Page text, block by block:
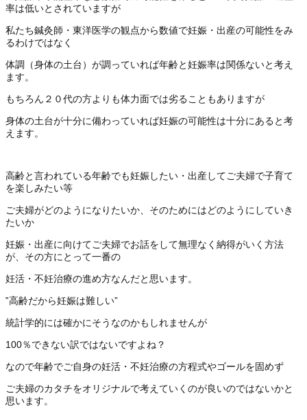
率は低いとされていますが
私たち鍼灸師・東洋医学の観点から数値で妊娠・出産の可能性をみ
るわけではなく
体調（身体の土台）が調っていれば年齢と妊娠率は関係ないと考え
ます。
もちろん２０代の方よりも体力面では劣ることもありますが
身体の土台が十分に備わっていれば妊娠の可能性は十分にあると考
えます。
高齢と言われている年齢でも妊娠したい・出産してご夫婦で子育て
を楽しみたい等
ご夫婦がどのようになりたいか、そのためにはどのようにしていき
たいか
妊娠・出産に向けてご夫婦でお話をして無理なく納得がいく方法
が、その方にとって一番の
妊活・不妊治療の進め方なんだと思います。
‟高齢だから妊娠は難しい”
統計学的には確かにそうなのかもしれませんが
100％できない訳ではないですよね？
なので年齢でご自身の妊活・不妊治療の方程式やゴールを固めず
ご夫婦のカタチをオリジナルで考えていくのが良いのではないかと
思います。